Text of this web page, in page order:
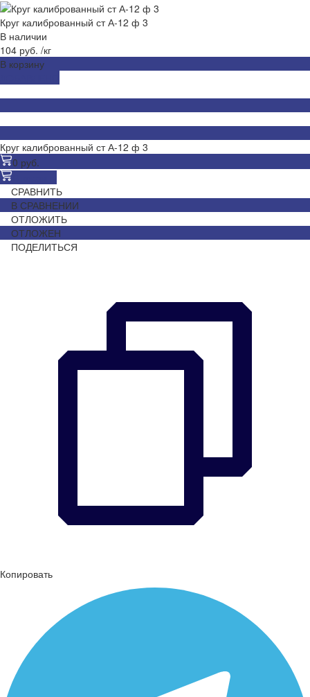
Круг калиброванный ст А-12 ф 3
В наличии
104 руб. /кг
В корзину
Круг калиброванный ст А-12 ф 3
0 руб.
СРАВНИТЬ
В СРАВНЕНИИ
ОТЛОЖИТЬ
ОТЛОЖЕН
ПОДЕЛИТЬСЯ
Копировать